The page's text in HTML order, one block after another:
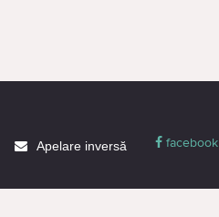
Apelare inversă facebook